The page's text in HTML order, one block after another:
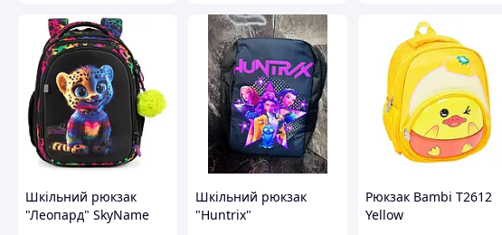
Шкільний рюкзак
"Леопард" SkyName
Шкільний рюкзак
"Huntrix"
Рюкзак Bambi T2612
Yellow